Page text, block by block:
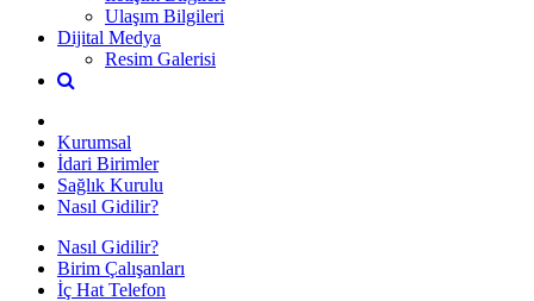
Ulaşım Bilgileri
Dijital Medya
Resim Galerisi
Kurumsal
İdari Birimler
Sağlık Kurulu
Nasıl Gidilir?
Nasıl Gidilir?
Birim Çalışanları
İç Hat Telefon